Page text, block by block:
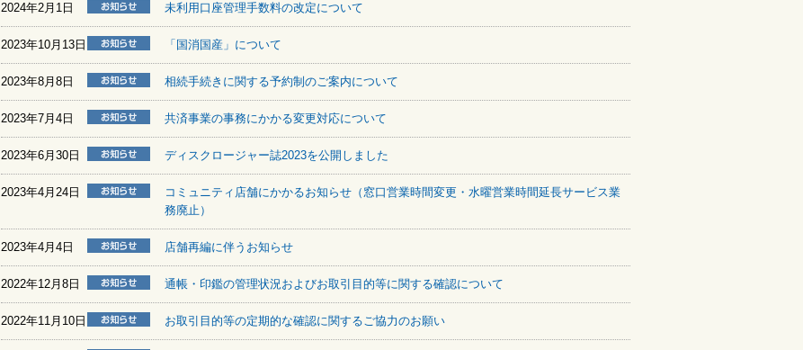
2024年2月1日 未利用口座管理手数料の改定について
2023年10月13日 「国消国産」について
2023年8月8日 相続手続きに関する予約制のご案内について
2023年7月4日 共済事業の事務にかかる変更対応について
2023年6月30日 ディスクロージャー誌2023を公開しました
2023年4月24日
コミュニティ店舗にかかるお知らせ（窓口営業時間変更・水曜営業時間延長サービス業
務廃止）
2023年4月4日 店舗再編に伴うお知らせ
2022年12月8日 通帳・印鑑の管理状況およびお取引目的等に関する確認について
2022年11月10日 お取引目的等の定期的な確認に関するご協力のお願い